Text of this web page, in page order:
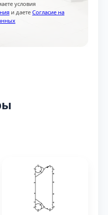
условия
и даете Согласие на